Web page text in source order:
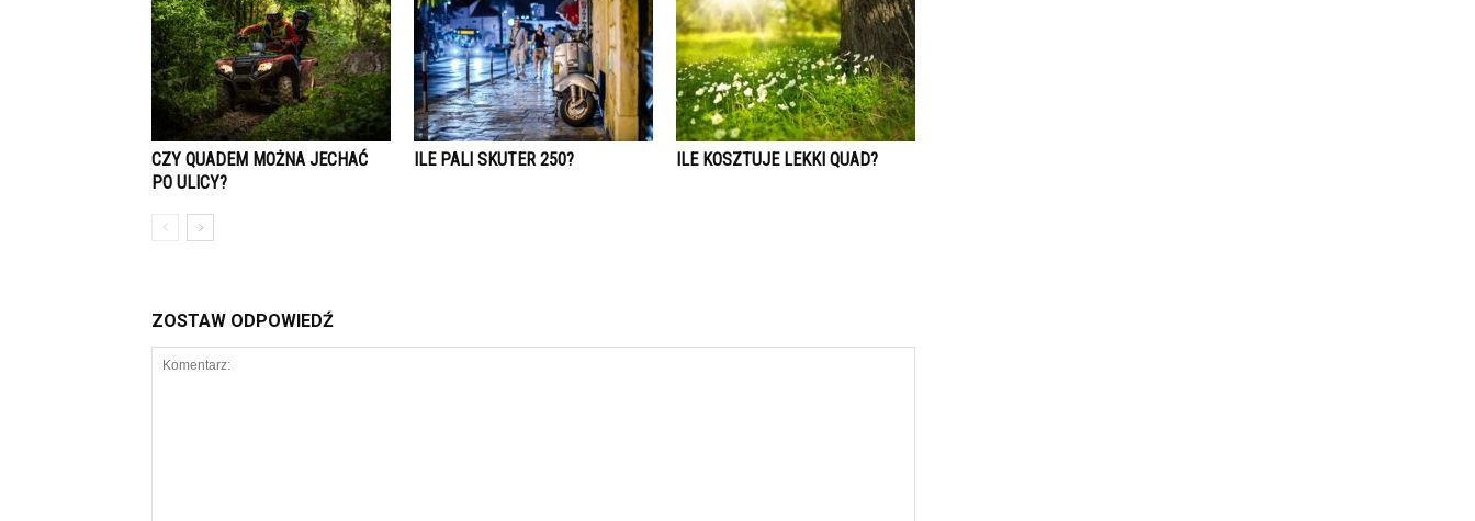
CZY QUADEM MOŻNA JECHAĆ
PO ULICY?
ILE PALI SKUTER 250? ILE KOSZTUJE LEKKI QUAD?
ZOSTAW ODPOWIEDŹ